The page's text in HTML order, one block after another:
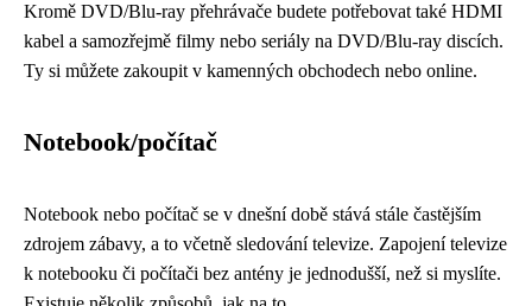
Kromě DVD/Blu-ray přehrávače budete potřebovat také HDMI
kabel a samozřejmě filmy nebo seriály na DVD/Blu-ray discích.
Ty si můžete zakoupit v kamenných obchodech nebo online.
Notebook/počítač
Notebook nebo počítač se v dnešní době stává stále častějším
zdrojem zábavy, a to včetně sledování televize. Zapojení televize
k notebooku či počítači bez antény je jednodušší, než si myslíte.